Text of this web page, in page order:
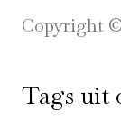
Copyright
Tags uit